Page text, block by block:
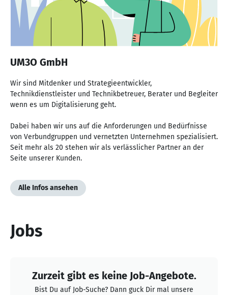
UM3O GmbH
Wir sind Mitdenker und Strategieentwickler,
Technikdienstleister und Technikbetreuer, Berater und Begleiter
wenn es um Digitalisierung geht.
Dabei haben wir uns auf die Anforderungen und Bedürfnisse
von Verbundgruppen und vernetzten Unternehmen spezialisiert.
Seit mehr als 20 stehen wir als verlässlicher Partner an der
Seite unserer Kunden.
Alle Infos ansehen
Jobs
Zurzeit gibt es keine Job-Angebote.
Bist Du auf Job-Suche? Dann guck Dir mal unsere